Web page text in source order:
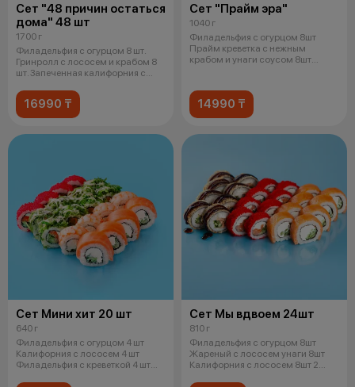
Сет "48 причин остаться
дома" 48 шт
1700 г
Филадельфия с огурцом 8 шт.
Гринролл с лососем и крабом 8
шт. Запеченная калифорния с
16990 ₸
Сет "Прайм эра"
1040 г
Филадельфия с огурцом 8шт
Прайм креветка с нежным
крабом и унаги соусом 8шт
14990 ₸
Сет Мини хит 20 шт
640 г
Филадельфия с огурцом 4 шт
Калифорния с лососем 4 шт
Филадельфия с креветкой 4 шт
Сет Мы вдвоем 24шт
810 г
Филадельфия с огурцом 8шт
Жареный с лососем унаги 8шт
Калифорния с лососем 8шт 2